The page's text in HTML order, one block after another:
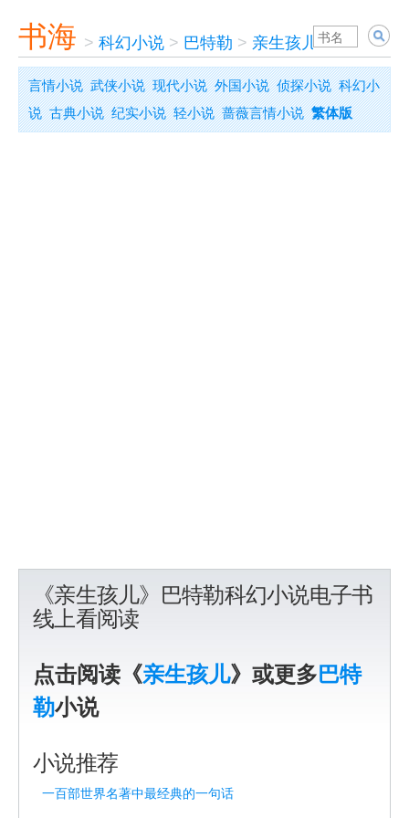
书海 > 科幻小说 > 巴特勒 > 亲生孩儿
言情小说 武侠小说 现代小说 外国小说 侦探小说 科幻小
说 古典小说 纪实小说 轻小说 蔷薇言情小说 繁体版
《亲生孩儿》巴特勒科幻小说电子书
线上看阅读
点击阅读《亲生孩儿》或更多 巴特
勒小说
小说推荐
一百部世界名著中最经典的一句话